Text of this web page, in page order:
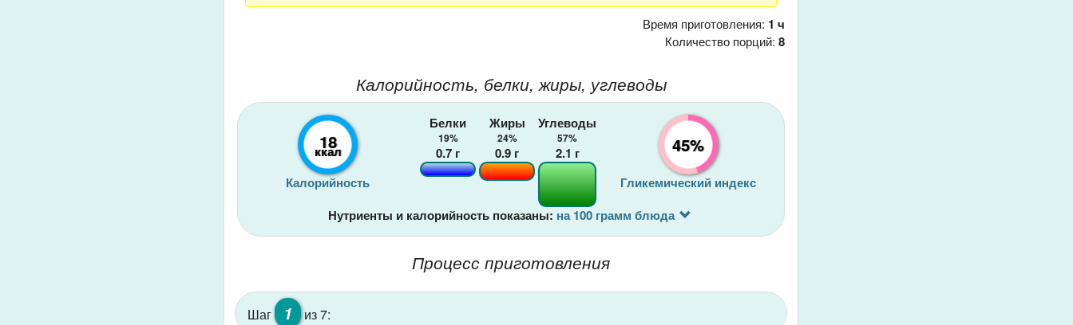
Время приготовления: 1 ч
Количество порций: 8
Калорийность, белки, жиры, углеводы
18
ккал
Калорийность
Белки
19%
0.7 г
Жиры
24%
0.9 г
Углеводы
57%
2.1 г 45%
Гликемический индекс
Нутриенты и калорийность показаны: на 100 грамм блюда
Процесс приготовления
Шаг 1 из 7: